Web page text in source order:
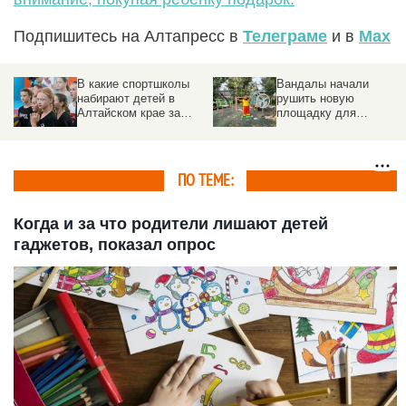
Подпишитесь на Алтапресс в Телеграме и в Max
Вандалы начали
рушить новую
площадку для
Непростой цветочек,
музейные авантюры. 6
идей, куда сходить с
ПО ТЕМЕ:
Когда и за что родители лишают детей
гаджетов, показал опрос